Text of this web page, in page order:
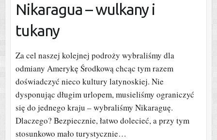
Nikaragua – wulkany i
tukany
Za cel naszej kolejnej podroży wybraliśmy dla
odmiany Amerykę Środkową chcąc tym razem
doświadczyć nieco kultury latynoskiej. Nie
dysponując długim urlopem, musieliśmy ograniczyć
się do jednego kraju – wybraliśmy Nikaraguę.
Dlaczego? Bezpiecznie, łatwo dolecieć, a przy tym
stosunkowo mało turystycznie…